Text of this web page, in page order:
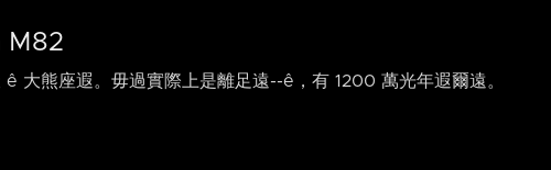
M82
大熊座遐。毋過實際上是離足遠-⁠-ê，有 1200 萬光年遐爾遠。